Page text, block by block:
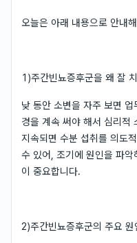
오늘은 아래 내용으로 안내
1)주간빈뇨증후군을 왜 잘
낮 동안 소변을 자주 보면
경을 계속 써야 해서 심리적
지속되면 수분 섭취를 의도
수 있어, 조기에 원인을 파
이 중요합니다.
2)주간빈뇨증후군의 주요